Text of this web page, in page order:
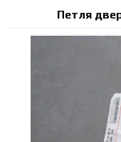
Петля